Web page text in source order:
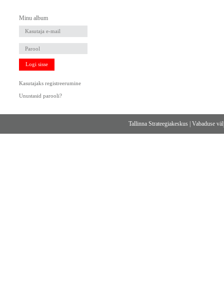
Minu album
Logi sisse
Kasutajaks registreerumine
Unustasid parooli?
Tallinna Strateegiakeskus |Vabaduse